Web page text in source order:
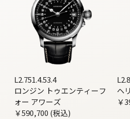
L2.751.4.53.4
ロンジン トゥエンティーフ
ォー アワーズ
￥590,700 (税込)
ヘ
￥